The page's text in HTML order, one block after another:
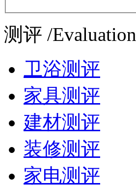
测评 /Evaluation
卫浴测评
家具测评
建材测评
装修测评
家电测评